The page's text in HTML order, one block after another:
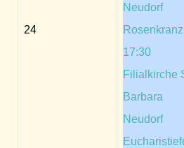
24
Neudorf
Rosenkranz
17:30
Filialkirche
Barbara
Neudorf